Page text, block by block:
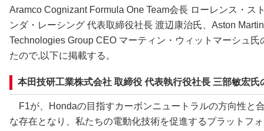
Aramco Cognizant Formula One Team会長 ローレンス・ス
ンダ・レーシング 代表取締役社長 渡辺康治氏、Aston
Technologies Group CEO マーティン・ウィットマーシュ氏
たので,以下に掲載する。
本田技研工業株式会社 取締役 代表執行役社長 三部敏宏氏
F1が、Hondaの目指すカーボンニュートラルの方向性と
な存在となり、私たちの電動化技術を促進するプラットフ